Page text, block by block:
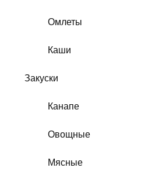
Омлеты
Каши
Закуски
Канапе
Овощные
Мясные